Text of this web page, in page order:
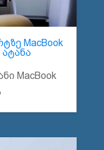
MacBook
MacBook